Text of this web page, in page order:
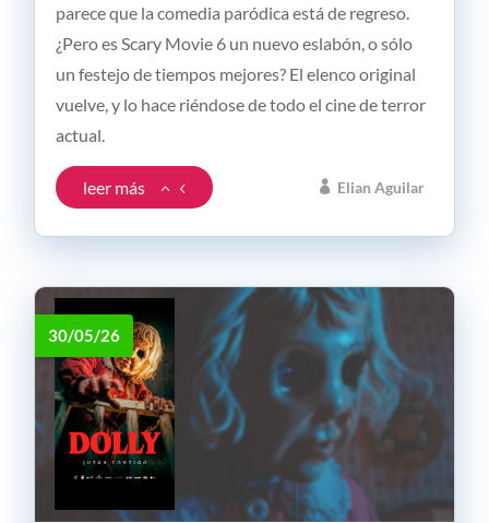
Elian Aguilar
parece que la comedia paródica está de regreso.
¿Pero es Scary Movie 6 un nuevo eslabón, o sólo
un festejo de tiempos mejores? El elenco original
vuelve, y lo hace riéndose de todo el cine de terror
actual.
leer más
30/05/26